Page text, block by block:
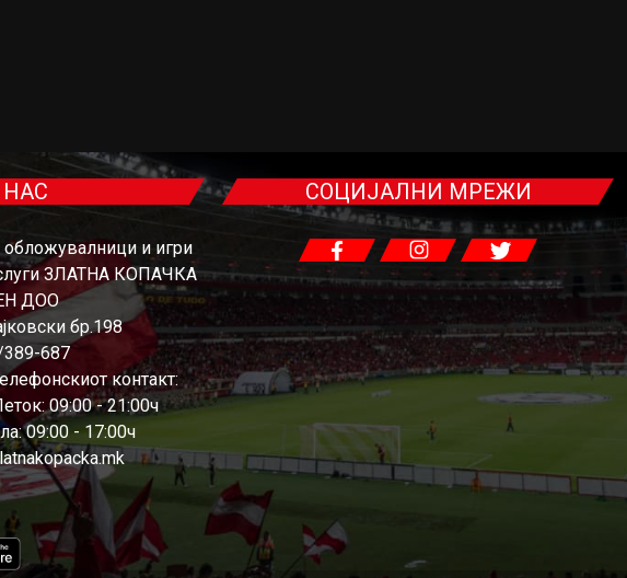
НАС
и игри
ЗЛАТНА КОПАЧКА
ДОО
бр.198
687
контакт:
09:00 - 21:00ч
09:00 - 17:00ч
СОЦИЈАЛНИ МРЕЖИ